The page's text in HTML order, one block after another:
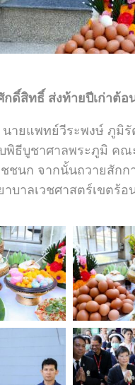
ดิ์สิทธิ์ ส่งท้ายปีเก่าต้อ
นายแพทย์วีระพงษ์ ภู
ธีบูชาศาลพระภูมิ คณ
ชนก จากนั้นถวายสัก
าลเวชศาสตร์เขตร้อ